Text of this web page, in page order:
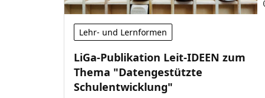
Lehr- und Lernformen
LiGa-Publikation Leit-IDEEN zum
Thema "Datengestützte
Schulentwicklung"